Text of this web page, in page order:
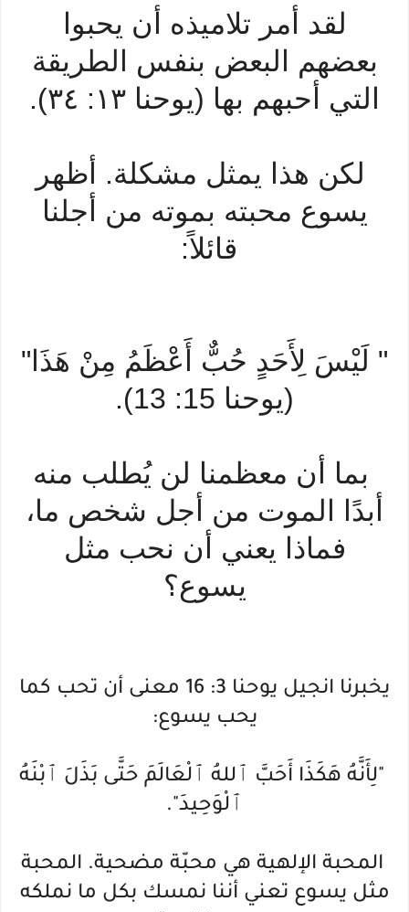
لقد أمر تلاميذه أن يحبوا
بعضهم البعض بنفس الطريقة
التي أحبهم بها (يوحنا ١٣: ٣٤).
لكن هذا يمثل مشكلة. أظهر
يسوع محبته بموته من أجلنا
قائلاً:
" لَيْسَ لِأَحَدٍ حُبٌّ أَعْظَمُ مِنْ هَذَا"
(يوحنا 15: 13).
بما أن معظمنا لن يُطلب منه
أبدًا الموت من أجل شخص ما،
فماذا يعني أن نحب مثل
يسوع؟
يخبرنا انجيل يوحنا 3: 16 معنى أن تحب كما
يحب يسوع:
"لِأَنَّهُ هَكَذَا أَحَبَّ ٱللهُ ٱلْعَالَمَ حَتَّى بَذَلَ ٱبْنَهُ
ٱلْوَحِيدَ".
المحبة الإلهية هي محبّة مضحية. المحبة
مثل يسوع تعني أننا نمسك بكل ما نملكه